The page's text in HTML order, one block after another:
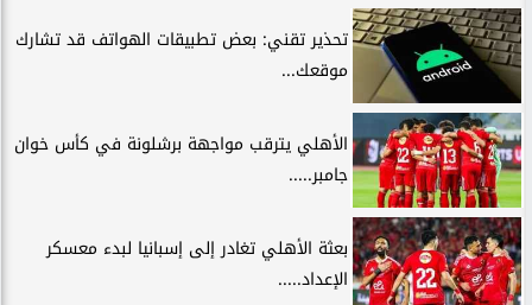
تحذير تقني: بعض تطبيقات الهواتف قد تشارك
موقعك...
الأهلي يترقب مواجهة برشلونة في كأس خوان
جامبر.....
بعثة الأهلي تغادر إلى إسبانيا لبدء معسكر
الإعداد.....